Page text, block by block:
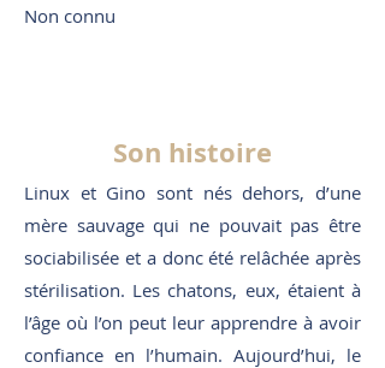
Non connu
Son histoire
Linux et Gino sont nés dehors, d’une
mère sauvage qui ne pouvait pas être
sociabilisée et a donc été relâchée après
stérilisation. Les chatons, eux, étaient à
l’âge où l’on peut leur apprendre à avoir
confiance en l’humain. Aujourd’hui, le